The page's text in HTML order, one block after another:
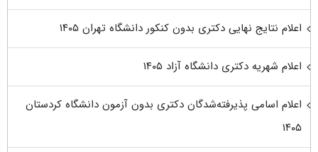
اعلام نتایج نهایی دکتری بدون کنکور دانشگاه تهران ۱۴۰۵
اعلام شهریه دکتری دانشگاه آزاد ۱۴۰۵
اعلام اسامی پذیرفته‌شدگان دکتری بدون آزمون دانشگاه کردستان
۱۴۰۵